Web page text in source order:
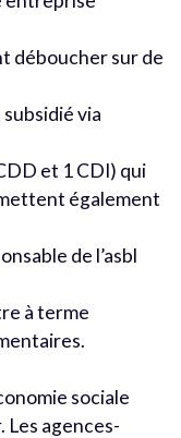
déboucher sur de
via
et 1 CDI) qui
également
de l’asbl
à terme
sociale
Les agences-